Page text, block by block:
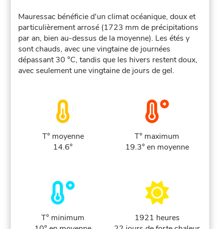
Mauressac bénéficie d'un climat océanique, doux et
particulièrement arrosé (1723 mm de précipitations
par an, bien au-dessus de la moyenne). Les étés y
sont chauds, avec une vingtaine de journées
dépassant 30 °C, tandis que les hivers restent doux,
avec seulement une vingtaine de jours de gel.
T° moyenne
14.6°
T° maximum
19.3° en moyenne
T° minimum
1921 heures